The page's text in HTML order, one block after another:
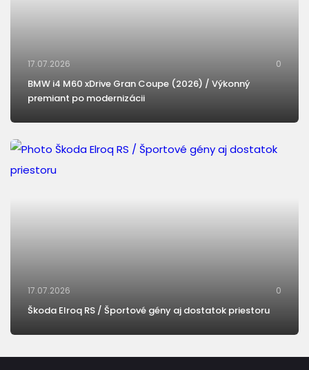
17.07.2026 0
BMW i4 M60 xDrive Gran Coupe (2026) / Výkonný
premiant po modernizácii
17.07.2026 0
Škoda Elroq RS / Športové gény aj dostatok priestoru